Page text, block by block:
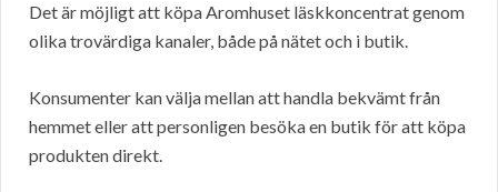
Det är möjligt att köpa Aromhuset läskkoncentrat genom
olika trovärdiga kanaler, både på nätet och i butik.
Konsumenter kan välja mellan att handla bekvämt från
hemmet eller att personligen besöka en butik för att köpa
produkten direkt.